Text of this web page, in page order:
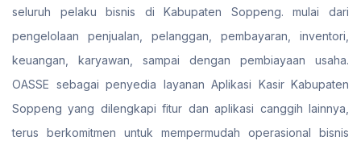
seluruh pelaku bisnis di Kabupaten Soppeng. mulai dari
pengelolaan penjualan, pelanggan, pembayaran, inventori,
keuangan, karyawan, sampai dengan pembiayaan usaha.
OASSE sebagai penyedia layanan Aplikasi Kasir Kabupaten
Soppeng yang dilengkapi fitur dan aplikasi canggih lainnya,
terus berkomitmen untuk mempermudah operasional bisnis